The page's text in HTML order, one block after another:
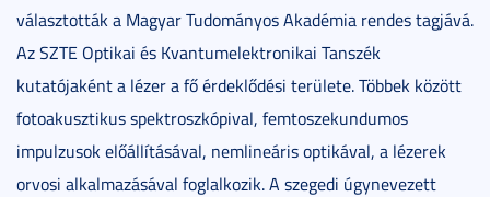
választották a Magyar Tudományos Akadémia rendes tagjává.
Az SZTE Optikai és Kvantumelektronikai Tanszék
kutatójaként a lézer a fő érdeklődési területe. Többek között
fotoakusztikus spektroszkópival, femtoszekundumos
impulzusok előállításával, nemlineáris optikával, a lézerek
orvosi alkalmazásával foglalkozik. A szegedi úgynevezett